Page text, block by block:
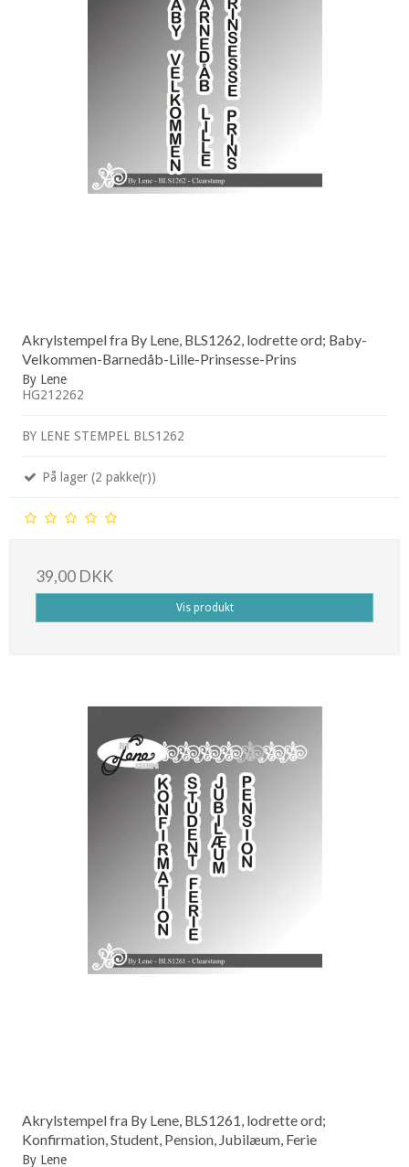
Akrylstempel fra By Lene, BLS1262, lodrette ord; Baby-
Velkommen-Barnedåb-Lille-Prinsesse-Prins
By Lene
HG212262
BY LENE STEMPEL BLS1262
På lager (2 pakke(r))
39,00 DKK
Vis produkt
Akrylstempel fra By Lene, BLS1261, lodrette ord;
Konfirmation, Student, Pension, Jubilæum, Ferie
By Lene